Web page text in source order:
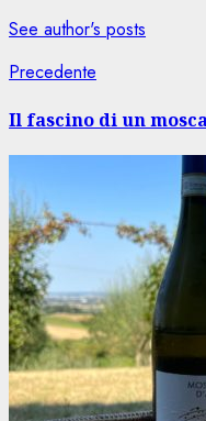
See author's posts
Navigazione
articolo
Precedente
Il fascino di un